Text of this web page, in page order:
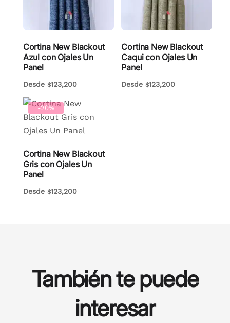
Cortina New Blackout
Azul con Ojales Un
Panel
Desde $123,200
Cortina New Blackout
Caqui con Ojales Un
Panel
Desde$123,200
-20%
Cortina New Blackout
Gris con Ojales Un
Panel
Desde $123,200
También te puede
interesar